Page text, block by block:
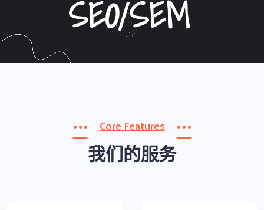
APPLET
SEO/SEM
MANAGEMENT
Core Features
我们的服务